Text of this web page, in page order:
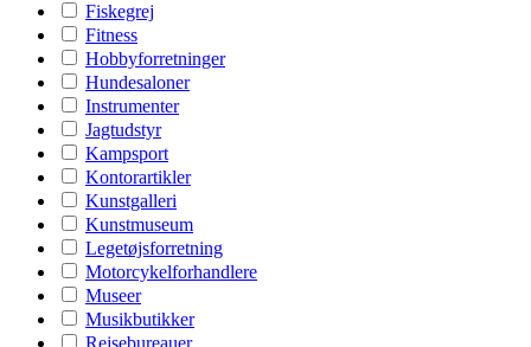
Fiskegrej
Fitness
Hobbyforretninger
Hundesaloner
Instrumenter
Jagtudstyr
Kampsport
Kontorartikler
Kunstgalleri
Kunstmuseum
Legetøjsforretning
Motorcykelforhandlere
Museer
Musikbutikker
Rejsebureauer